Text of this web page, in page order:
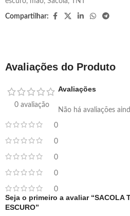
Compartilhar:
Avaliações do Produto
0 avaliação
0
0
0
0
0
Avaliações
Não há avaliações
Seja o primeiro a avaliar “SACOLA
ESCURO”